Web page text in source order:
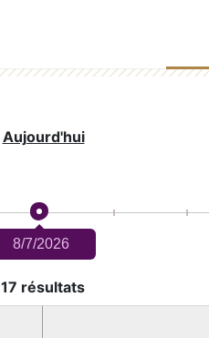
Aujourd'hui
8/7/2026
17 résultats